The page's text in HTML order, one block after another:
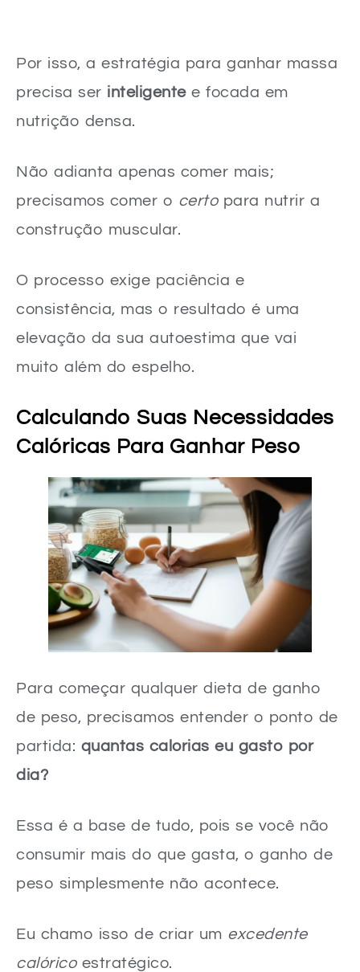
Por isso, a estratégia para ganhar massa
precisa ser inteligentee focada em
nutrição densa.
Não adianta apenas comer mais;
precisamos comer o certopara nutrir a
construção muscular.
O processo exige paciência e
consistência, mas o resultado é uma
elevação da sua autoestima que vai
muito além do espelho.
Calculando Suas Necessidades
Calóricas Para Ganhar Peso
Para começar qualquer dieta de ganho
de peso, precisamos entender o ponto de
partida: quantas calorias eu gasto por
dia?
Essa é a base de tudo, pois se você não
consumir mais do que gasta, o ganho de
peso simplesmente não acontece.
Eu chamo isso de criar um excedente
calóricoestratégico.